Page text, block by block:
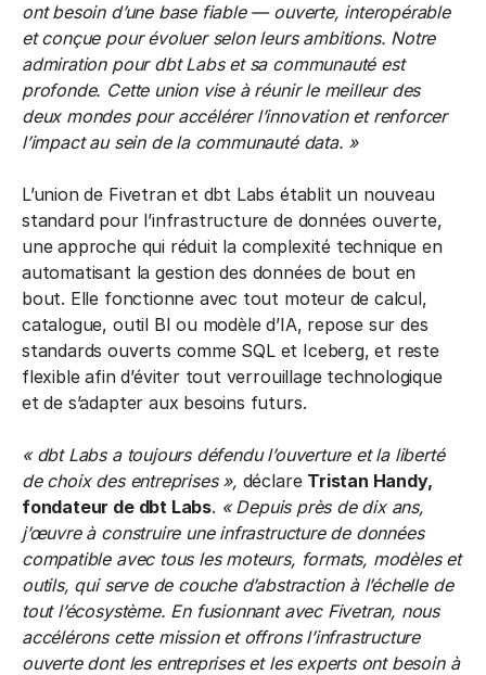
ont besoin d’une base fiable — ouverte, interopérable
et conçue pour évoluer selon leurs ambitions. Notre
admiration pour dbt Labs et sa communauté est
profonde. Cette union vise à réunir le meilleur des
deux mondes pour accélérer l’innovation et renforcer
l’impact au sein de la communauté data. »
L’union de Fivetran et dbt Labs établit un nouveau
standard pour l’infrastructure de données ouverte,
une approche qui réduit la complexité technique en
automatisant la gestion des données de bout en
bout. Elle fonctionne avec tout moteur de calcul,
catalogue, outil BI ou modèle d’IA, repose sur des
standards ouverts comme SQL et Iceberg, et reste
flexible afin d’éviter tout verrouillage technologique
et de s’adapter aux besoins futurs.
« dbt Labs a toujours défendu l’ouverture et la liberté
de choix des entreprises », déclare Tristan Handy,
fondateur de dbt Labs. « Depuis près de dix ans,
j’œuvre à construire une infrastructure de données
compatible avec tous les moteurs, formats, modèles et
outils, qui serve de couche d’abstraction à l’échelle de
tout l’écosystème. En fusionnant avec Fivetran, nous
accélérons cette mission et offrons l’infrastructure
ouverte dont les entreprises et les experts ont besoin à